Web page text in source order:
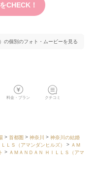
CHECK！
の個別のフォト・ムービーを見る
料金・プラン クチコミ
首都圏 神奈川
神奈川の結婚
ＬＳ（アマンダンヒルズ）
ＡＭ
ＡＭＡＮＤＡＮ ＨＩＬＬＳ（アマ